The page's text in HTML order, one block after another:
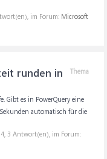
im Forum: Microsoft
Thema
runden in
Gibt es in PowerQuery eine
automatisch für die
, 3 Antwort(en), im Forum: